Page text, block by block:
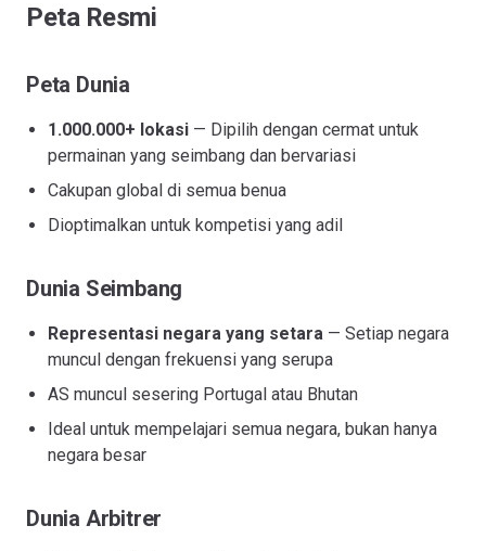
Peta Resmi
Peta Dunia
1.000.000+ lokasi — Dipilih dengan cermat untuk
permainan yang seimbang dan bervariasi
Cakupan global di semua benua
Dioptimalkan untuk kompetisi yang adil
Dunia Seimbang
Representasi negara yang setara — Setiap negara
muncul dengan frekuensi yang serupa
AS muncul sesering Portugal atau Bhutan
Ideal untuk mempelajari semua negara, bukan hanya
negara besar
Dunia Arbitrer